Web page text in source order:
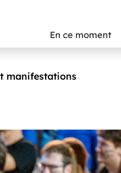
En ce moment
manifestations